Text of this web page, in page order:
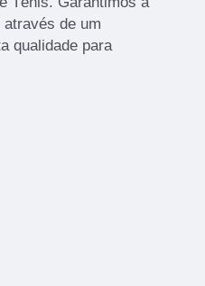
de um
qualidade para